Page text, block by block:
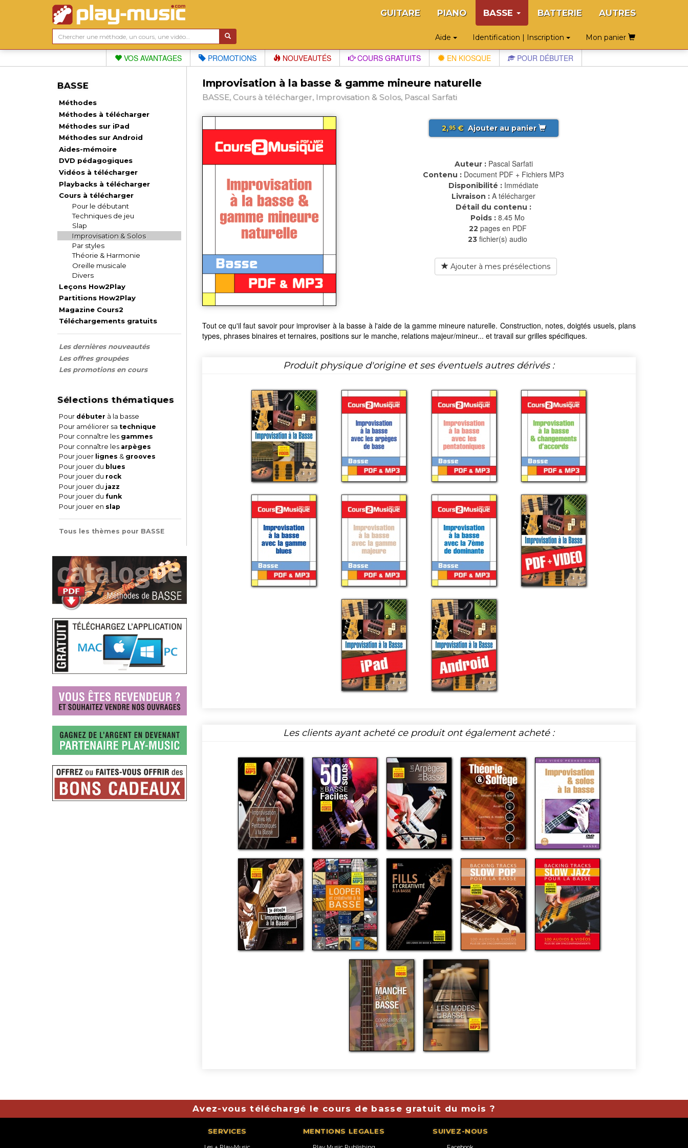
GUITARE PIANO BASSE BATTERIE AUTRES
Aide Identification | Inscription Mon panier
VOS AVANTAGES PROMOTIONS NOUVEAUTÉS COURS GRATUITS EN KIOSQUE POUR DÉBUTER
BASSE
Méthodes
Méthodes à télécharger
Méthodes sur iPad
Méthodes sur Android
Aides-mémoire
DVD pédagogiques
Vidéos à télécharger
Playbacks à télécharger
Cours à télécharger
Pour le débutant
Techniques de jeu
Slap
Improvisation & Solos
Par styles
Théorie & Harmonie
Oreille musicale
Divers
Leçons How2Play
Partitions How2Play
Magazine Cours2
Téléchargements gratuits
Les dernières nouveautés
Les offres groupées
Les promotions en cours
Sélections thématiques
Pour débuter à la basse
Pour améliorer sa technique
Pour connaître les gammes
Pour connaître les arpèges
Pour jouer lignes & grooves
Pour jouer du blues
Pour jouer du rock
Pour jouer du jazz
Pour jouer du funk
Pour jouer en slap
Tous les thèmes pour BASSE
Improvisation à la basse & gamme mineure naturelle
BASSE, Cours à télécharger, Improvisation & Solos, Pascal Sarfati
2,95€ Ajouter au panier
Auteur : Pascal Sarfati
Contenu : Document PDF + Fichiers MP3
Disponibilité : Immédiate
Livraison : A télécharger
Détail du contenu :
Poids : 8.45 Mo
22 pages en PDF
23 fichier(s) audio
Ajouter à mes présélections
Tout ce qu'il faut savoir pour improviser à la basse à l'aide de la gamme mineure naturelle. Construction, notes, doigtés usuels, plans
types, phrases binaires et ternaires, positions sur le manche, relations majeur/mineur... et travail sur grilles spécifiques.
Produit physique d'origine et ses éventuels autres dérivés :
Les clients ayant acheté ce produit ont également acheté :
Avez-vous téléchargé le cours de basse gratuit du mois ?
SERVICES MENTIONS LEGALES SUIVEZ-NOUS